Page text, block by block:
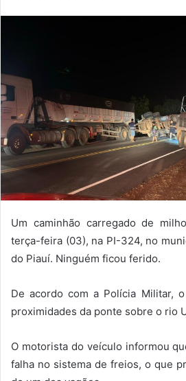
Um caminhão carregado de
terça-feira (03), na PI-324, no
do Piauí. Ninguém ficou ferido.
De acordo com a Polícia Militar,
proximidades da ponte sobre o rio
O motorista do veículo informou
falha no sistema de freios, o que